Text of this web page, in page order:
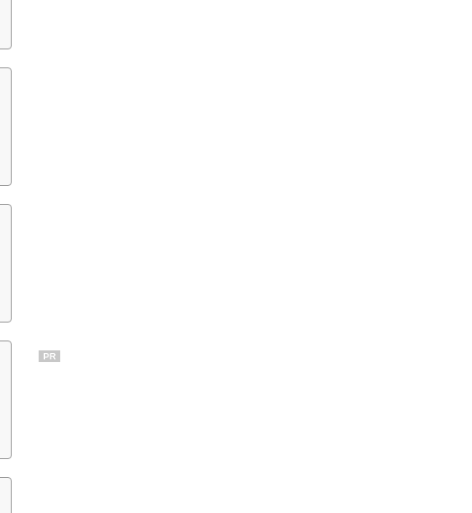
PR